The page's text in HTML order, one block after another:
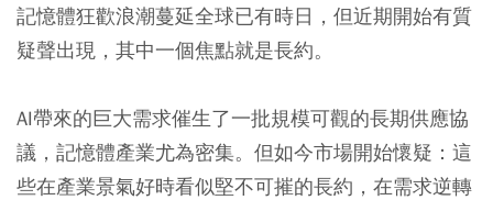
記憶體狂歡浪潮蔓延全球已有時日，但近期開始有質
疑聲出現，其中一個焦點就是長約。
AI帶來的巨大需求催生了一批規模可觀的長期供應協
議，記憶體產業尤為密集。但如今市場開始懷疑：這
些在產業景氣好時看似堅不可摧的長約，在需求逆轉